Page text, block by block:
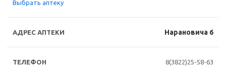
Выбрать аптеку
Нарановича 6
8(3822)25-58-63